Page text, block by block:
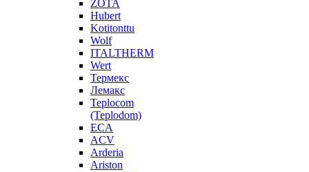
ZOTA
Hubert
Kotitonttu
Wolf
ITALTHERM
Wert
Термекс
Лемакс
Teplocom
(Teplodom)
ECA
ACV
Arderia
Ariston